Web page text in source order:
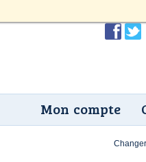
Mon compte